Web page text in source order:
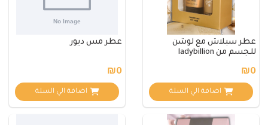
عطر سبلاش مع لوشن
للجسم من ladybillion
₪0
اضافة الي السلة
عطر مس ديور
₪0
اضافة الي السلة